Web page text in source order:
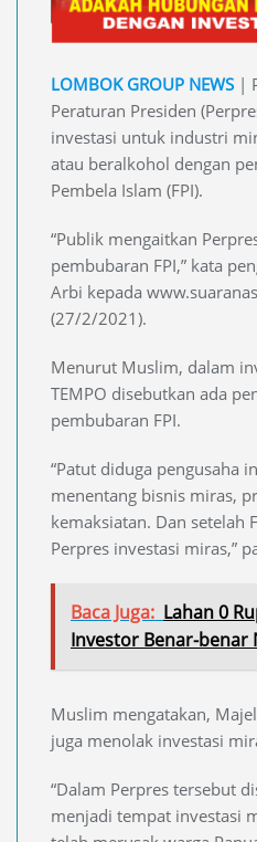
LOMBOK GROUP NEWS |
Peraturan Presiden
investasi untuk industri
atau beralkohol dengan
Pembela Islam (FPI).
“Publik mengaitkan
pembubaran FPI,” kata
Arbi kepada
(27/2/2021).
Menurut Muslim, dalam
TEMPO disebutkan ada
pembubaran FPI.
“Patut diduga pengusaha
menentang bisnis miras,
kemaksiatan. Dan setelah
Perpres investasi miras,”
Baca Juga: Lahan 0
Investor Benar-benar
Muslim mengatakan,
juga menolak investasi
“Dalam Perpres tersebut
menjadi tempat investasi